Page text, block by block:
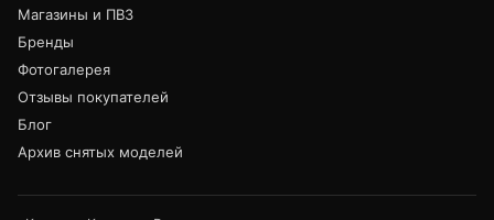
Магазины и ПВЗ
Бренды
Фотогалерея
Отзывы покупателей
Блог
Архив снятых моделей